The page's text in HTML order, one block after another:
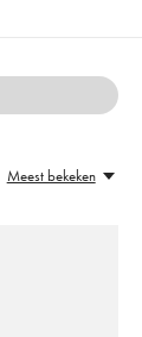
Meest bekeken